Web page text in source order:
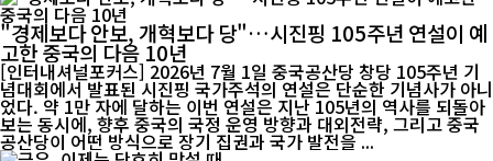
"경제보다 안보, 개혁보다 당"…시진핑 105주년 연설이 예
고한 중국의 다음 10년
[인터내셔널포커스] 2026년 7월 1일 중국공산당 창당 105주년 기
념대회에서 발표된 시진핑 국가주석의 연설은 단순한 기념사가 아니
었다. 약 1만 자에 달하는 이번 연설은 지난 105년의 역사를 되돌아
보는 동시에, 향후 중국의 국정 운영 방향과 대외전략, 그리고 중국
공산당이 어떤 방식으로 장기 집권과 국가 발전을 ...